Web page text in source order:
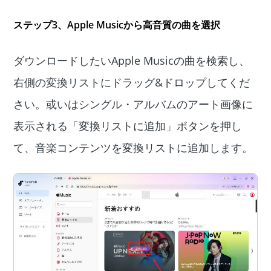
ステップ3、Apple Musicから高音質の曲を選択
ダウンロードしたいApple Musicの曲を検索し、
右側の変換リストにドラッグ&ドロップしてくだ
さい。或いはシングル・アルバムのアート画像に
表示される「変換リストに追加」ボタンを押し
て、音楽コンテンツを変換リストに追加します。